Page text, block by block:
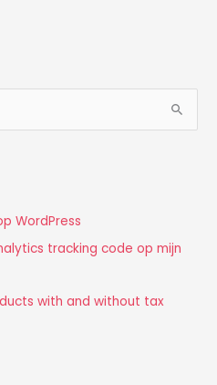
WordPress
tracking code op mijn
with and without tax